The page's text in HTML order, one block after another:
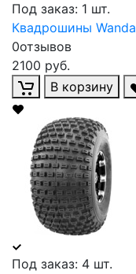
Под заказ: 1 шт.
Квадрошины
0отзывов
2100 руб.
В корзину
Под заказ: 4 шт.